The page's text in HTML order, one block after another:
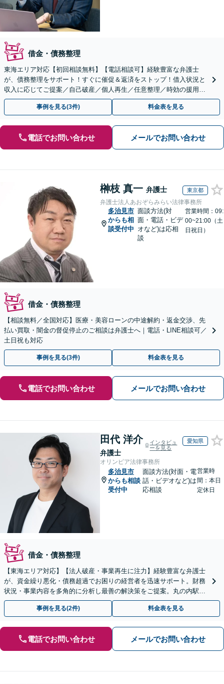
借金・債務整理
東海エリア対応【初回相談無料】【電話相談可】経験豊富な弁護士
が、債務整理をサポート！すぐに催促＆返済をストップ！借入状況と
収入に応じてご提案／自己破産／個人再生／任意整理／時効の援用に
関するご相談も可能【完全個室】【メール予約可】
事例を見る(3件) 料金表を見る
電話でお問い合わせ メールでお問い合わせ
榊枝 真一 弁護士 東京都
弁護士法人あおぞらみらい法律事務所
多治見市
からも相
談受付中
面談方法(対
面・電話・ビデ
オなど)は応相
談
営業時間：09:
00~21:00（土
日祝日）
借金・債務整理
【相談無料／全国対応】医療・美容ローンの中途解約・返金交渉、先
払い買取・闇金の督促停止のご相談は弁護士へ｜電話・LINE相談可／
土日祝も対応
事例を見る(3件) 料金表を見る
電話でお問い合わせ メールでお問い合わせ
田代 洋介
弁護士
インタビュ
ーを見る
愛知県
オリンピア法律事務所
多治見市
からも相談
受付中
面談方法(対面・電
話・ビデオなど)は
応相談
営業時
間：本日
定休日
借金・債務整理
【東海エリア対応】【法人破産・事業再生に注力】経験豊富な弁護士
が、資金繰り悪化・債務超過でお困りの経営者を迅速サポート。財務
状況・事業内容を多角的に分析し最善の解決策をご提案。丸の内駅1
分/休日夜間相談可/WEB面談対応
事例を見る(2件) 料金表を見る
電話でお問い合わせ メールでお問い合わせ